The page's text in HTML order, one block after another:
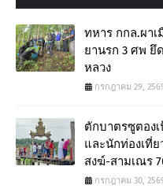
ทหาร กกล.ผา
ยานรก 3 ศพ ยึ
หลวง
กรกฎาคม 29,
ตักบาตรซูตอง
และนักท่องเที่
สงฆ์-สามเณร
กรกฎาคม 30,